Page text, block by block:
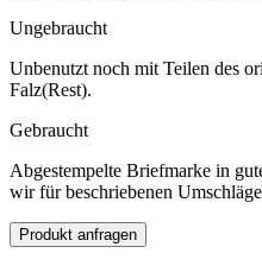
Ungebraucht
Unbenutzt noch mit Teilen des
Falz(Rest).
Gebraucht
Abgestempelte Briefmarke in
wir für beschriebenen
Produkt anfragen